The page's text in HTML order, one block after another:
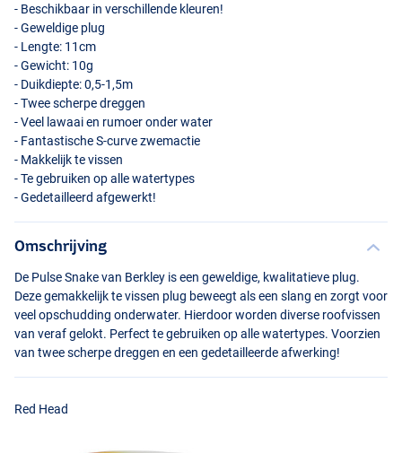
- Beschikbaar in verschillende kleuren!
- Geweldige plug
- Lengte: 11cm
- Gewicht: 10g
- Duikdiepte: 0,5-1,5m
- Twee scherpe dreggen
- Veel lawaai en rumoer onder water
- Fantastische S-curve zwemactie
- Makkelijk te vissen
- Te gebruiken op alle watertypes
- Gedetailleerd afgewerkt!
Omschrijving
De Pulse Snake van Berkley is een geweldige, kwalitatieve plug.
Deze gemakkelijk te vissen plug beweegt als een slang en zorgt voor
veel opschudding onderwater. Hierdoor worden diverse roofvissen
van veraf gelokt. Perfect te gebruiken op alle watertypes. Voorzien
van twee scherpe dreggen en een gedetailleerde afwerking!
Red Head